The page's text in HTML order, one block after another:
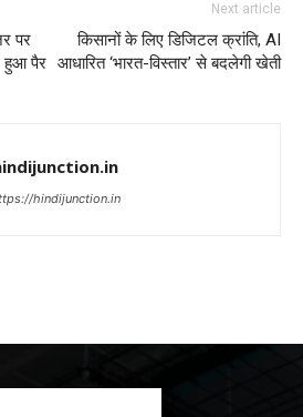
पर
हुआ पैर
Next article
किसानों के लिए डिजिटल क्रांति, AI
आधारित ‘भारत-विस्तार’ से बदलेगी खेती
hindijunction.in